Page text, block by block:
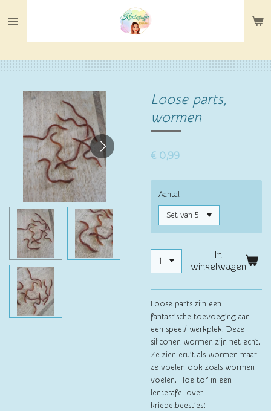
direct
hoofdinhoud
Loose parts,
wormen
€ 0,99
Aantal
In
winkelwagen
Loose parts zijn een
fantastische toevoeging aan
een speel/ werkplek. Deze
siliconen wormen zijn net echt.
Ze zien eruit als wormen maar
ze voelen ook zoals wormen
voelen. Hoe tof in een
lentetafel over
kriebelbeestjes!